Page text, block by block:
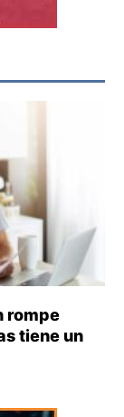
rompe
tiene un